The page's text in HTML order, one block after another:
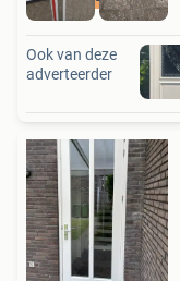
Ook van deze
adverteerder